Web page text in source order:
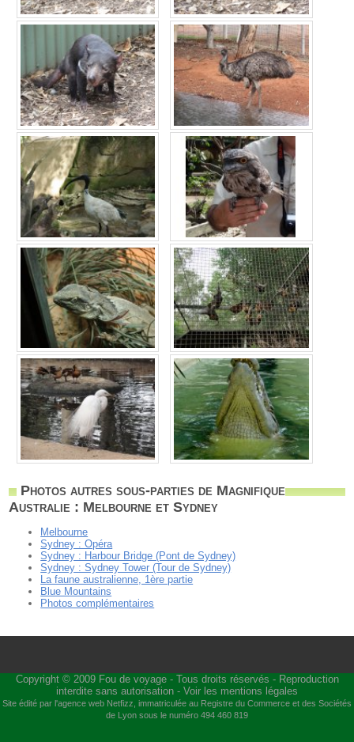
Photos autres sous-parties de Magnifique
Australie : Melbourne et Sydney
Melbourne
Sydney : Opéra
Sydney : Harbour Bridge (Pont de Sydney)
Sydney : Sydney Tower (Tour de Sydney)
La faune australienne, 1ère partie
Blue Mountains
Photos complémentaires
Copyright © 2009 Fou de voyage- Tous droits réservés - Reproduction
interdite sans autorisation - Voir les mentions légales
Site édité par l'agence web Netfizz , immatriculée au Registre du Commerce et des Sociétés
de Lyon sous le numéro 494 460 819